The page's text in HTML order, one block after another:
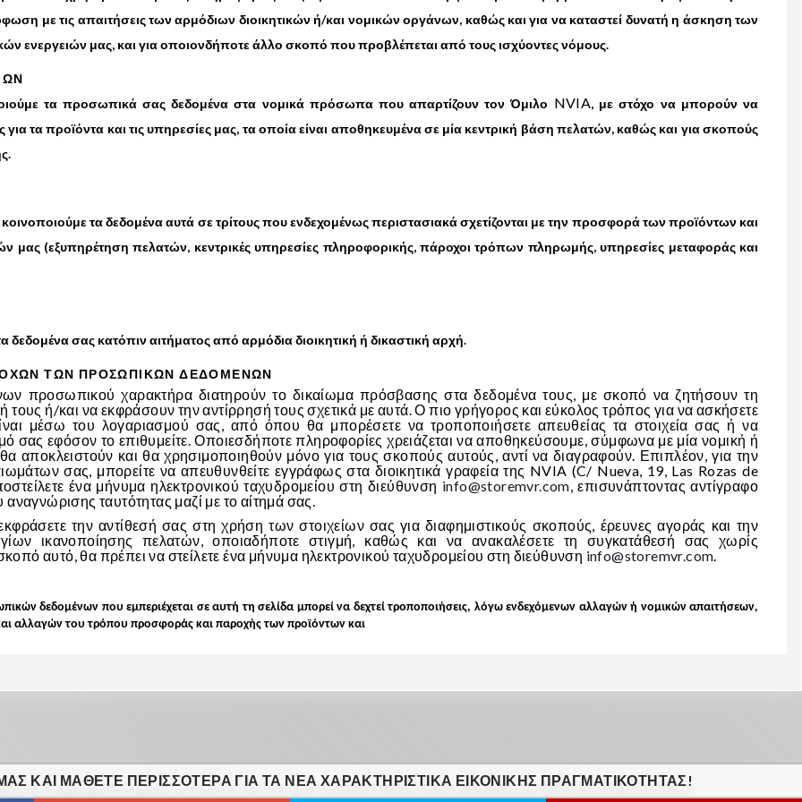
με τις απαιτήσεις των αρμόδιων διοικητικών ή/και νομικών οργάνων, καθώς και για να καταστεί δυνατή η άσκηση των
ενεργειών μας, και για οποιονδήποτε άλλο σκοπό που προβλέπεται από τους ισχύοντες νόμους.
τα προσωπικά σας δεδομένα στα νομικά πρόσωπα που απαρτίζουν τον Όμιλο NVIA, με στόχο να μπορούν να
τα προϊόντα και τις υπηρεσίες μας, τα οποία είναι αποθηκευμένα σε μία κεντρική βάση πελατών, καθώς και για σκοπούς
τα δεδομένα αυτά σε τρίτους που ενδεχομένως περιστασιακά σχετίζονται με την προσφορά των προϊόντων και
μας (εξυπηρέτηση πελατών, κεντρικές υπηρεσίες πληροφορικής, πάροχοι τρόπων πληρωμής, υπηρεσίες μεταφοράς και
σας κατόπιν αιτήματος από αρμόδια διοικητική ή δικαστική αρχή.
ΤΩΝ ΠΡΟΣΩΠΙΚΩΝ ΔΕΔΟΜΕΝΩΝ
προσωπικού χαρακτήρα διατηρούν το δικαίωμα πρόσβασης στα δεδομένα τους, με σκοπό να ζητήσουν τη
ή/και να εκφράσουν την αντίρρησή τους σχετικά με αυτά. Ο πιο γρήγορος και εύκολος τρόπος για να ασκήσετε
μέσω του λογαριασμού σας, από όπου θα μπορέσετε να τροποποιήσετε απευθείας τα στοιχεία σας ή να
σας εφόσον το επιθυμείτε. Οποιεσδήποτε πληροφορίες χρειάζεται να αποθηκεύσουμε, σύμφωνα με μία νομική ή
αποκλειστούν και θα χρησιμοποιηθούν μόνο για τους σκοπούς αυτούς, αντί να διαγραφούν. Επιπλέον, για την
σας, μπορείτε να απευθυνθείτε εγγράφως στα διοικητικά γραφεία της NVIA (C/ Nueva, 19, Las Rozas de
ένα μήνυμα ηλεκτρονικού ταχυδρομείου στη διεύθυνση info@storemvr.com, επισυνάπτοντας αντίγραφο
ταυτότητας μαζί με το αίτημά σας.
την αντίθεσή σας στη χρήση των στοιχείων σας για διαφημιστικούς σκοπούς, έρευνες αγοράς και την
ικανοποίησης πελατών, οποιαδήποτε στιγμή, καθώς και να ανακαλέσετε τη συγκατάθεσή σας χωρίς
αυτό, θα πρέπει να στείλετε ένα μήνυμα ηλεκτρονικού ταχυδρομείου στη διεύθυνση info@storemvr.com.
δεδομένων που εμπεριέχεται σε αυτή τη σελίδα μπορεί να δεχτεί τροποποιήσεις, λόγω ενδεχόμενων αλλαγών ή νομικών απαιτήσεων,
αλλαγών του τρόπου προσφοράς και παροχής των προϊόντων και
ΚΑΙ ΜΆΘΕΤΕ ΠΕΡΙΣΣΌΤΕΡΑ ΓΙΑ ΤΑ ΝΈΑ ΧΑΡΑΚΤΗΡΙΣΤΙΚΆ ΕΙΚΟΝΙΚΗΣ ΠΡΑΓΜΑΤΙΚΟΤΗΤΑΣ!